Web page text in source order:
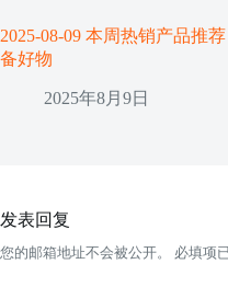
2025-08-09 本周热销产品推
备好物
2025年8月9日
发表回复
您的邮箱地址不会被公开。 必填项